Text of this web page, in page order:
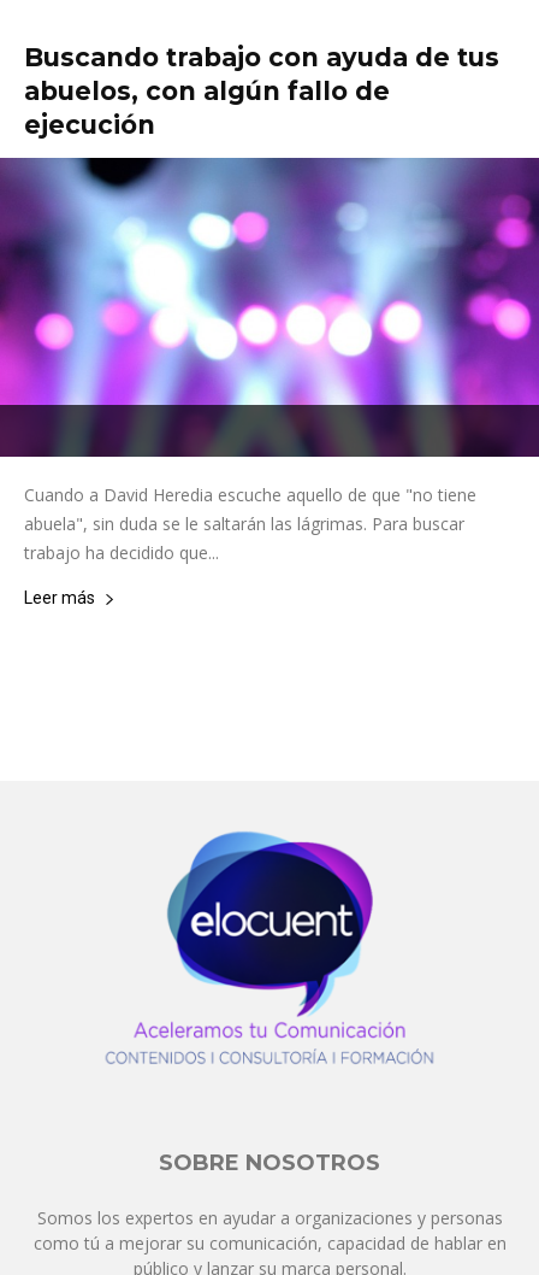
Buscando trabajo con ayuda de tus
abuelos, con algún fallo de
ejecución
Cuando a David Heredia escuche aquello de que "no tiene
abuela", sin duda se le saltarán las lágrimas. Para buscar
trabajo ha decidido que...
Leer más
SOBRE NOSOTROS
Somos los expertos en ayudar a organizaciones y personas
como tú a mejorar su comunicación, capacidad de hablar en
público y lanzar su marca personal.